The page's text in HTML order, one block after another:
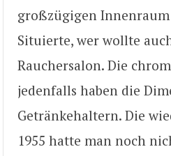
großzügigen
Situierte, wer wollte
Rauchersalon. Die
jedenfalls haben die
Getränkehaltern. Die
1955 hatte man noch